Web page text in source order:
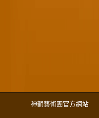
神韻藝術團官方網站